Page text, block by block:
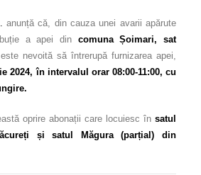
anunță că, din cauza unei avarii apărute
a apei din comuna Șoimari, sat
este nevoită să întrerupă furnizarea apei,
2024, în intervalul orar 08:00-11:00, cu
oprire abonații care locuiesc în satul
și satul Măgura (parțial) din